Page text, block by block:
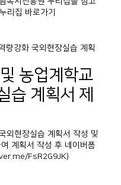
리집 바로가기
농업계학교
습 계획서 제
외현장실습 계획서 작성 및
계획서 작성 후 네이버폼
FsR2G9JK)